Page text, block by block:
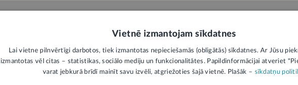
Vietnē izmantojam sīkdatnes
Lai vietne pilnvērtīgi darbotos, tiek izmantotas nepieciešamās (obligātās) sīkdatnes. Ar Jūsu
izmantotas vēl citas – statistikas, sociālo mediju un funkcionalitātes. Papildinformācijai atveriet
varat jebkurā brīdī mainīt savu izvēli, atgriežoties šajā vietnē. Plašāk – sīkdatņu